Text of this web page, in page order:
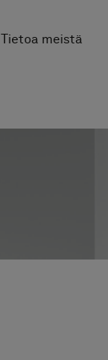
Tietoa meistä